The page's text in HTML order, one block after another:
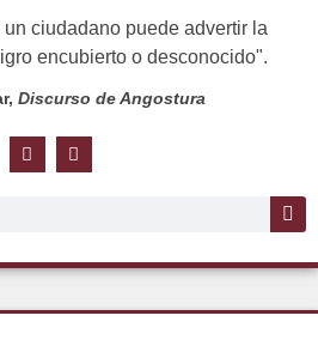
ciudadano puede advertir la
encubierto o desconocido".
Discurso de Angostura